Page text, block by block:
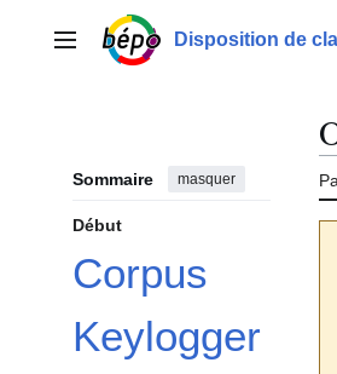
contenuMenu principalDisposition de
Sommaire masquer
Début
Corpus
Keylogger